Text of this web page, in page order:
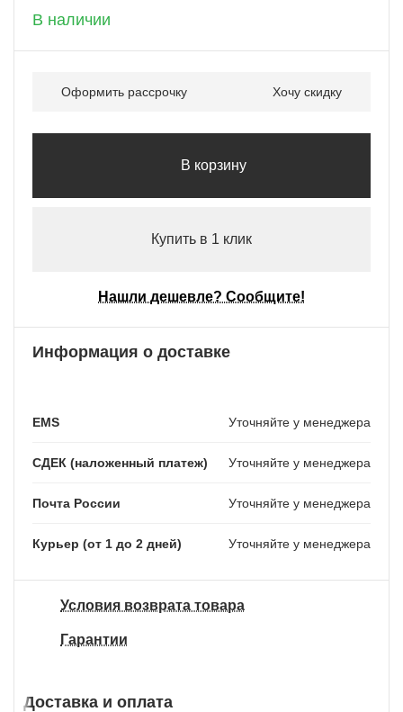
В наличии
Оформить рассрочку Хочу скидку
В корзину
Купить в 1 клик
Нашли дешевле? Сообщите!
Информация о доставке
EMS Уточняйте у менеджера
СДЕК (наложенный платеж) Уточняйте у менеджера
Почта России Уточняйте у менеджера
Курьер (от 1 до 2 дней) Уточняйте у менеджера
Условия возврата товара
Гарантии
Доставка и оплата